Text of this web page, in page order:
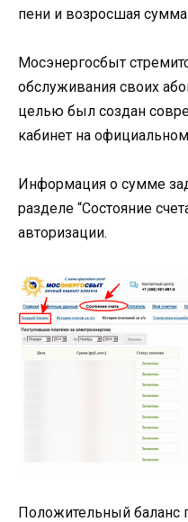
пени и возросшая сумма
Мосэнергосбыт
обслуживания своих
целью был создан
кабинет на
Информация о сумме
разделе “Состояние
авторизации.
Положительный баланс